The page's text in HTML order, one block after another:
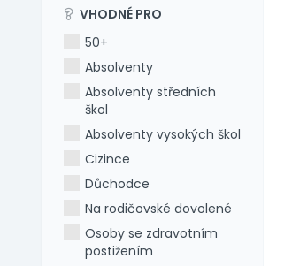
VHODNÉ PRO
50+
Absolventy
Absolventy středních
škol
Absolventy vysokých škol
Cizince
Důchodce
Na rodičovské dovolené
Osoby se zdravotním
postižením